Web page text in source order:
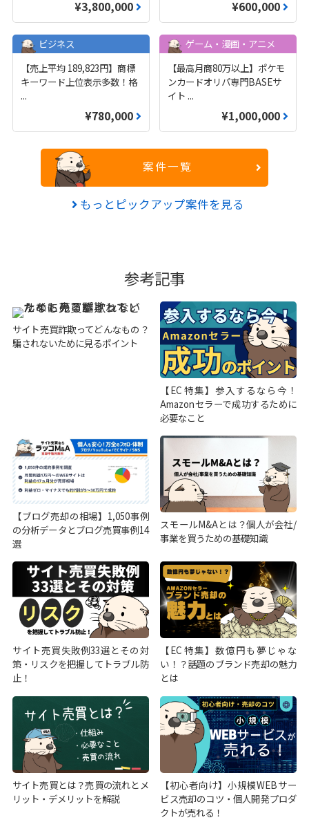
¥3,800,000 ¥600,000
ビジネス
【売上平均 189,823円】商標
キーワード上位表示多数！格
...
¥780,000
ゲーム・漫画・アニメ
【最高月商80万以上】ポケモ
ンカードオリパ専門BASEサ
イト ...
¥1,000,000
案件一覧
もっとピックアップ案件を見る
参考記事
サイト売買詐欺ってどんなもの？
騙されないために見るポイント
【EC特集】参入するなら今！
Amazonセラーで成功するために
必要なこと
【ブログ売却の相場】1,050事例
の分析データとブログ売買事例14
選
スモールM&Aとは？個人が会社/
事業を買うための基礎知識
サイト売買失敗例33選とその対
策・リスクを把握してトラブル防
止！
【EC特集】数億円も夢じゃな
い！？話題のブランド売却の魅力
とは
サイト売買とは？売買の流れとメ
リット・デメリットを解説
【初心者向け】小規模WEBサー
ビス売却のコツ・個人開発プロダ
クトが売れる！